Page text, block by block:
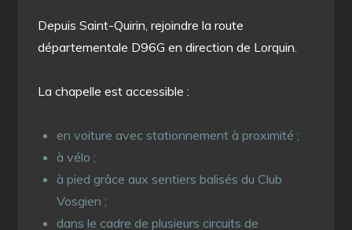
Depuis Saint-Quirin, rejoindre la route
départementale D96G en direction de Lorquin.
La chapelle est accessible :
en voiture avec stationnement à proximité ;
à vélo ;
à pied grâce aux sentiers balisés du Club
Vosgien ;
dans le cadre de plusieurs circuits de